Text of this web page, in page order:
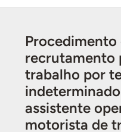
recrutamento
trabalho por
assistente
motorista de